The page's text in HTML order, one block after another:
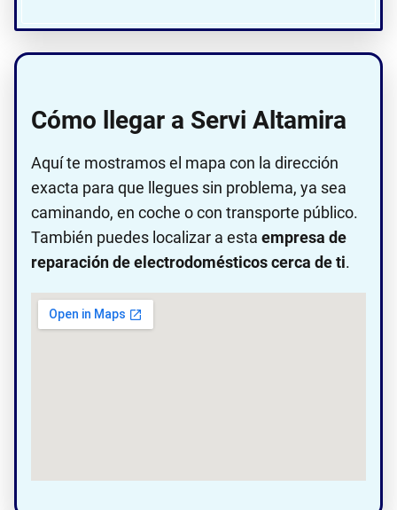
Cómo llegar a Servi Altamira
Aquí te mostramos el mapa con la dirección
exacta para que llegues sin problema, ya sea
caminando, en coche o con transporte público.
También puedes localizar a esta empresa de
reparación de electrodomésticos cerca de ti.